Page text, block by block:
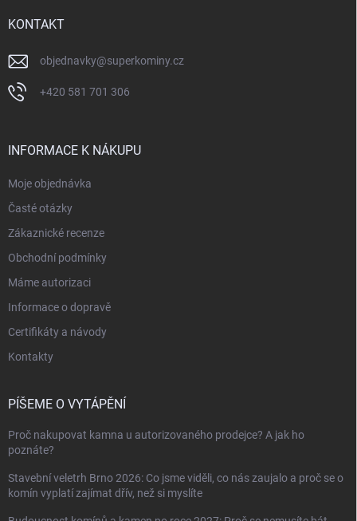
KONTAKT
objednavky@superkominy.cz
+420 581 701 306
INFORMACE K NÁKUPU
Moje objednávka
Časté otázky
Zákaznické recenze
Obchodní podmínky
Máme autorizaci
Informace o dopravě
Certifikáty a návody
Kontakty
PÍŠEME O VYTÁPĚNÍ
Proč nakupovat kamna u autorizovaného prodejce? A jak ho
poznáte?
Stavební veletrh Brno 2026: Co jsme viděli, co nás zaujalo a proč se o
komín vyplatí zajímat dřív, než si myslíte